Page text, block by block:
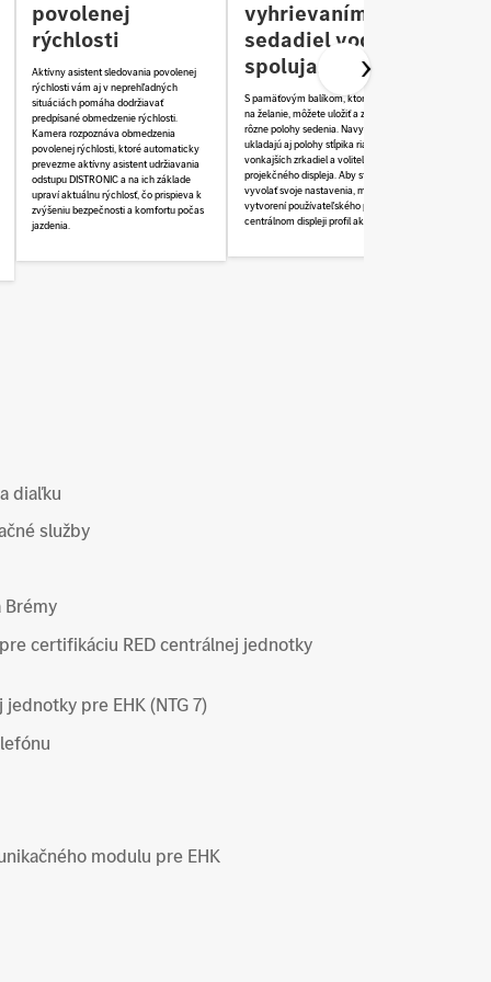
povolenej
rýchlosti
Aktívny asistent sledovania povolenej
rýchlosti vám aj v neprehľadných
situáciách pomáha dodržiavať
predpísané obmedzenie rýchlosti.
Kamera rozpoznáva obmedzenia
povolenej rýchlosti, ktoré automaticky
prevezme aktívny asistent udržiavania
odstupu DISTRONIC a na ich základe
upraví aktuálnu rýchlosť, čo prispieva k
zvýšeniu bezpečnosti a komfortu počas
jazdenia.
vyhrievaním
sedadiel vodiča a
spolujazdca
S pamäťovým balíkom, ktorý sa dodáva
na želanie, môžete uložiť a zvoliť až tri
rôzne polohy sedenia. Navyše sa
ukladajú aj polohy stĺpika riadenia,
vonkajších zrkadiel a voliteľného
projekčného displeja. Aby ste mohli
vyvolať svoje nastavenia, musíte po
vytvorení používateľského profilu na
centrálnom displeji profil aktivovať.
diaľku
služby
certifikáciu RED centrálnej jednotky
pre EHK (NTG 7)
modulu pre EHK